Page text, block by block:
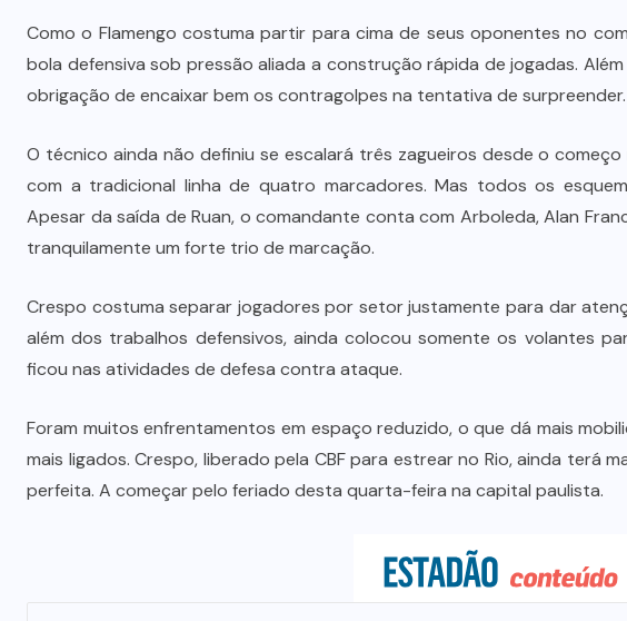
Como o Flamengo costuma partir para cima de seus oponentes no
bola defensiva sob pressão aliada a construção rápida de jogadas.
obrigação de encaixar bem os contragolpes na tentativa de surpreender.
O técnico ainda não definiu se escalará três zagueiros desde o
com a tradicional linha de quatro marcadores. Mas todos os
Apesar da saída de Ruan, o comandante conta com Arboleda, Alan
tranquilamente um forte trio de marcação.
Crespo costuma separar jogadores por setor justamente para dar
além dos trabalhos defensivos, ainda colocou somente os volantes
ficou nas atividades de defesa contra ataque.
Foram muitos enfrentamentos em espaço reduzido, o que dá mais
mais ligados. Crespo, liberado pela CBF para estrear no Rio, ainda terá
perfeita. A começar pelo feriado desta quarta-feira na capital paulista.
Quadrilha é investigada por roubo
de 197 toneladas de soja em